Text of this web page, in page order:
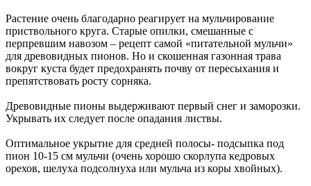
Растение очень благодарно реагирует на мульчирование
приствольного круга. Старые опилки, смешанные с
перпревшим навозом – рецепт самой «питательной мульчи»
для древовидных пионов. Но и скошенная газонная трава
вокруг куста будет предохранять почву от пересыхания и
препятствовать росту сорняка.
Древовидные пионы выдерживают первый снег и заморозки.
Укрывать их следует после опадания листвы.
Оптимальное укрытие для средней полосы- подсыпка под
пион 10-15 см мульчи (очень хорошо скорлупа кедровых
орехов, шелуха подсолнуха или мульча из коры хвойных).